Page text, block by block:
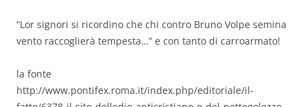
“Lor signori si ricordino che chi contro Bruno Volpe semina
vento raccoglierà tempesta…” e con tanto di carroarmato!
la fonte
http://www.pontifex.roma.it/index.php/editoriale/il-